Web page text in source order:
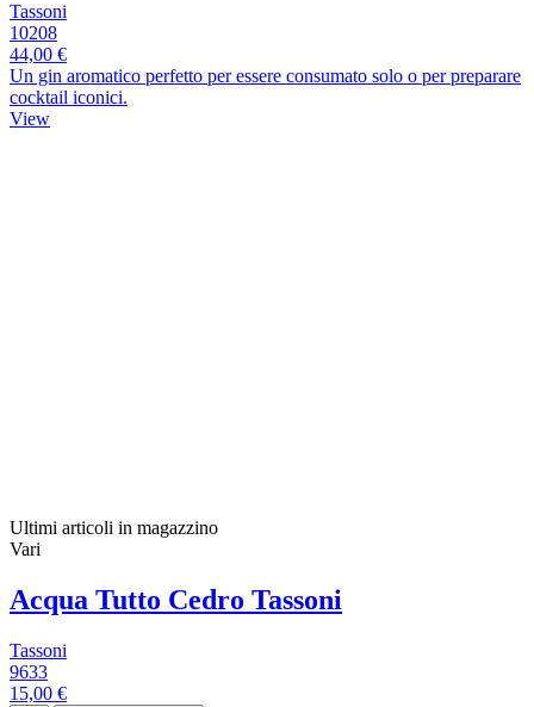
Tassoni
10208
44,00 €
Un gin aromatico perfetto per essere consumato solo o per preparare
cocktail iconici.
View
Ultimi articoli in magazzino
Vari
Acqua Tutto Cedro Tassoni
Tassoni
9633
15,00 €